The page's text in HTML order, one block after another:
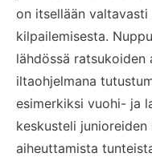
on itsellään
kilpailemisesta.
lähdössä
iltaohjelmana
esimerkiksi vuohi- ja
keskusteli
aiheuttamista